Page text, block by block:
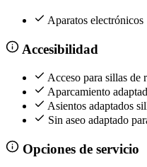
Aparatos electrónicos
Accesibilidad
Acceso para sillas de
Aparcamiento
Asientos adaptados
Sin aseo adaptado
Opciones de servicio